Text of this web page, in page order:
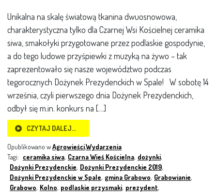
Unikalna na skalę światową tkanina dwuosnowowa,
charakterystyczna tylko dla Czarnej Wsi Kościelnej ceramika
siwa, smakołyki przygotowane przez podlaskie gospodynie,
a do tego ludowe przyśpiewki z muzyką na żywo – tak
zaprezentowało się nasze województwo podczas
tegorocznych Dożynek Prezydenckich w Spale! W sobotę 14
września, czyli pierwszego dnia Dożynek Prezydenckich,
odbył się m.in. konkurs na […]
CZYTAJ DALEJ…
Opublikowano wAgrowieści,Wydarzenia
Tagi: ceramika siwa, Czarna Wieś Kościelna, dożynki,
Dożynki Prezydenckie, Dożynki Prezydenckie 2019,
Dożynki Prezydenckie w Spale, gmina Grabowo, Grabowianie,
Grabowo, Kolno, podlaskie przysmaki, prezydent,